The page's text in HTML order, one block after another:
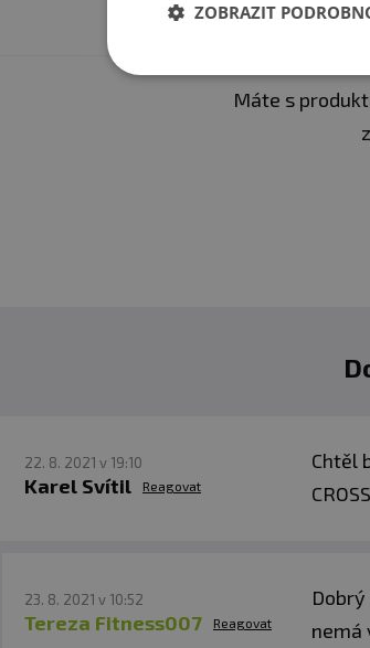
průměr - 22 cm
Máte s
22. 8. 2021 v 19:10
Karel Svítil Reagovat
Chtěl
23. 8. 2021 v 10:52
Tereza Fitness007 Reagovat
nemá
ZOBRAZIT